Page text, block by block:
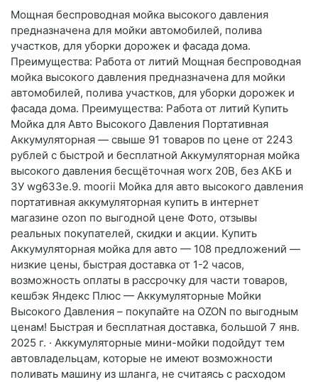
Мощная беспроводная мойка высокого давления
предназначена для мойки автомобилей, полива
участков, для уборки дорожек и фасада дома.
Преимущества: Работа от литий Мощная беспроводная
мойка высокого давления предназначена для мойки
автомобилей, полива участков, для уборки дорожек и
фасада дома. Преимущества: Работа от литий Купить
Мойка для Авто Высокого Давления Портативная
Аккумуляторная — свыше 91 товаров по цене от 2243
рублей с быстрой и бесплатной Аккумуляторная мойка
высокого давления бесщёточная worx 20В, без АКБ и
ЗУ wg633e.9. moorii Мойка для авто высокого давления
портативная аккумуляторная купить в интернет
магазине ozon по выгодной цене Фото, отзывы
реальных покупателей, скидки и акции. Купить
Аккумуляторная мойка для авто — 108 предложений —
низкие цены, быстрая доставка от 1-2 часов,
возможность оплаты в рассрочку для части товаров,
кешбэк Яндекс Плюс — Аккумуляторные Мойки
Высокого Давления – покупайте на OZON по выгодным
ценам! Быстрая и бесплатная доставка, большой 7 янв.
2025 г. · Аккумуляторные мини-мойки подойдут тем
автовладельцам, которые не имеют возможности
поливать машину из шланга, не считаясь с расходом